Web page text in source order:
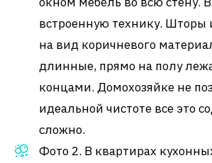
встроенную технику. Шторы
на вид коричневого
длинные, прямо на полу
концами. Домохозяйке не
идеальной чистоте все это
сложно.
Фото 2. В квартирах